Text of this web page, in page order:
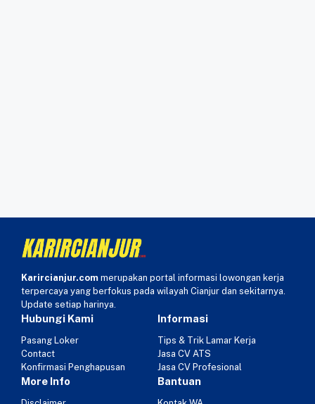
Karircianjur.com merupakan portal informasi lowongan kerja
terpercaya yang berfokus pada wilayah Cianjur dan sekitarnya.
Update setiap harinya.
Hubungi Kami
Pasang Loker
Contact
Konfirmasi Penghapusan
Informasi
Tips & Trik Lamar Kerja
Jasa CV ATS
Jasa CV Profesional
More Info Bantuan